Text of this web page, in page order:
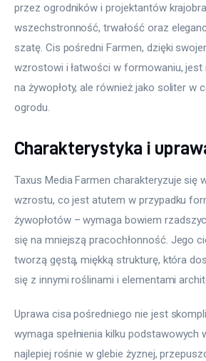
przez ogrodników i projektantów
wszechstronność, trwałość oraz
szatę. Cis pośredni Farmen, dzięki
wzrostowi i łatwości w formowaniu, jest
na żywopłoty, ale również jako soliter w
ogrodu.
Charakterystyka i
Taxus Media Farmen charakteryzuje się
wzrostu, co jest atutem w przypadku
żywopłotów – wymaga bowiem
się na mniejszą pracochłonność. Jego
tworzą gęstą, miękką strukturę, która
się z innymi roślinami i elementami
Uprawa cisa pośredniego nie jest
wymaga spełnienia kilku podstawowych
najlepiej rośnie w glebie żyznej,